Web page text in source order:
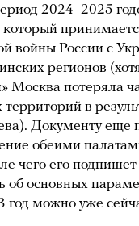
2024–2025
войны России с
регионов
Москва потеряла
в
Документу еще
обеими
чего его
об основных
год можно уже